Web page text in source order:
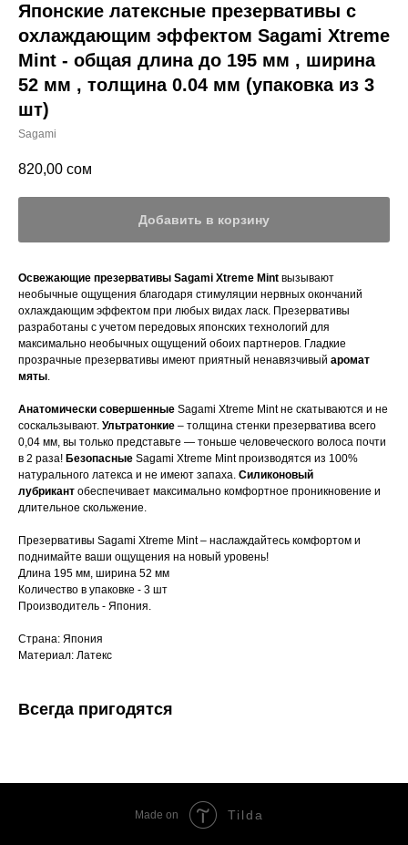
Японские латексные презервативы с
охлаждающим эффектом Sagami Xtreme
Mint - общая длина до 195 мм , ширина
52 мм , толщина 0.04 мм (упаковка из 3
шт)
Sagami
820,00 сом
Добавить в корзину
Освежающие презервативы Sagami Xtreme Mint вызывают
необычные ощущения благодаря стимуляции нервных окончаний
охлаждающим эффектом при любых видах ласк. Презервативы
разработаны с учетом передовых японских технологий для
максимально необычных ощущений обоих партнеров. Гладкие
прозрачные презервативы имеют приятный ненавязчивый аромат
мяты.
Анатомически совершенные Sagami Xtreme Mint не скатываются и не
соскальзывают. Ультратонкие – толщина стенки презерватива всего
0,04 мм, вы только представьте — тоньше человеческого волоса почти
в 2 раза! Безопасные Sagami Xtreme Mint производятся из 100%
натурального латекса и не имеют запаха. Силиконовый
лубрикант обеспечивает максимально комфортное проникновение и
длительное скольжение.
Презервативы Sagami Xtreme Mint – наслаждайтесь комфортом и
поднимайте ваши ощущения на новый уровень!
Длина 195 мм, ширина 52 мм
Количество в упаковке - 3 шт
Производитель - Япония.
Страна: Япония
Материал: Латекс
Всегда пригодятся
Made on Tilda